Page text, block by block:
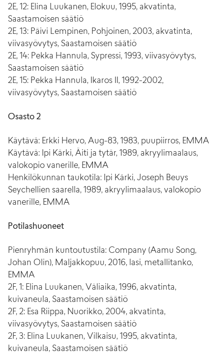
2E, 12: Elina Luukanen, Elokuu, 1995, akvatinta,
Saastamoisen säätiö
2E, 13: Päivi Lempinen, Pohjoinen, 2003, akvatinta,
viivasyövytys, Saastamoisen säätiö
2E, 14: Pekka Hannula, Sypressi, 1993, viivasyövytys,
Saastamoisen säätiö
2E, 15: Pekka Hannula, Ikaros II, 1992-2002,
viivasyövytys, Saastamoisen säätiö
Osasto 2
Käytävä: Erkki Hervo, Aug-83, 1983, puupiirros, EMMA
Käytävä: Ipi Kärki, Äiti ja tytär, 1989, akryylimaalaus,
valokopio vanerille, EMMA
Henkilökunnan taukotila: Ipi Kärki, Joseph Beuys
Seychellien saarella, 1989, akryylimaalaus, valokopio
vanerille, EMMA
Potilashuoneet
Pienryhmän kuntoutustila: Company (Aamu Song,
Johan Olin), Maljakkopuu, 2016, lasi, metallitanko,
EMMA
2F, 1: Elina Luukanen, Väliaika, 1996, akvatinta,
kuivaneula, Saastamoisen säätiö
2F, 2: Esa Riippa, Nuorikko, 2004, akvatinta,
viivasyövytys, Saastamoisen säätiö
2F, 3: Elina Luukanen, Vilkaisu, 1995, akvatinta,
kuivaneula, Saastamoisen säätiö